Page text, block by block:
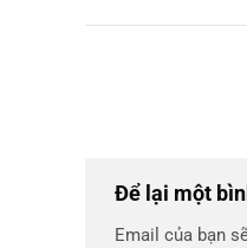
Để lại một
Email của bạn